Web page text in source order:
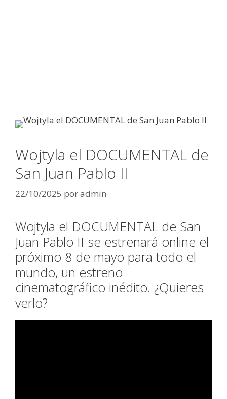
Wojtyla el DOCUMENTAL de
San Juan Pablo II
22/10/2025 poradmin
Wojtyla el DOCUMENTAL de San
Juan Pablo II se estrenará online el
próximo 8 de mayo para todo el
mundo, un estreno
cinematográfico inédito. ¿Quieres
verlo?